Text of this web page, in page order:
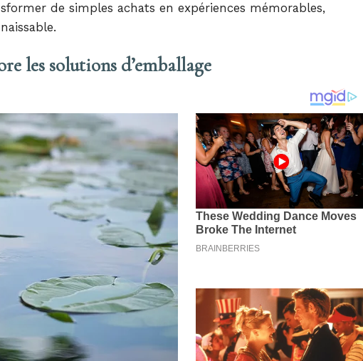
de simples achats en expériences mémorables,
les solutions d’emballage